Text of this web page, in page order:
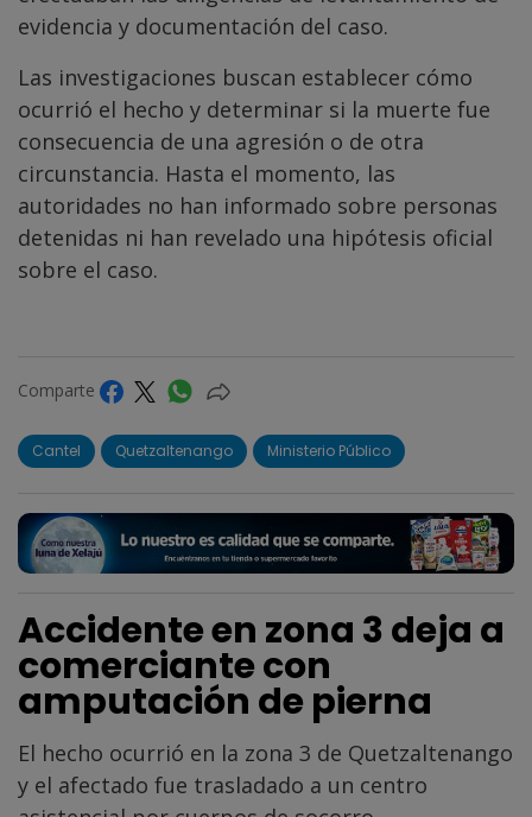
evidencia y documentación del caso.
Las investigaciones buscan establecer cómo
ocurrió el hecho y determinar si la muerte fue
consecuencia de una agresión o de otra
circunstancia. Hasta el momento, las
autoridades no han informado sobre personas
detenidas ni han revelado una hipótesis oficial
sobre el caso.
Comparte
Cantel Quetzaltenango Ministerio Público
Accidente en zona 3 deja a
comerciante con
amputación de pierna
El hecho ocurrió en la zona 3 de Quetzaltenango
y el afectado fue trasladado a un centro